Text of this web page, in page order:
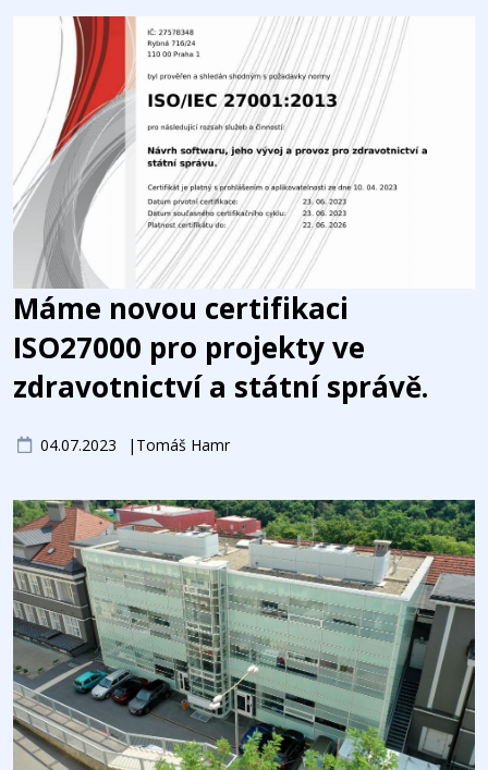
Máme novou certifikaci
ISO27000 pro projekty ve
zdravotnictví a státní správě.
04.07.2023 Tomáš Hamr